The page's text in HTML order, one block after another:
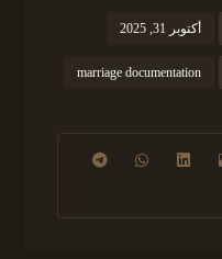
أكتوبر 31, 2025
marriage documentation